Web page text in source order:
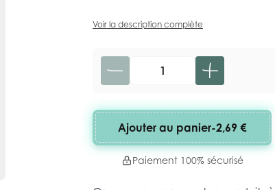
Voir la description complète
Quantité
Ajouter au panier-2,69 €
Paiement 100% sécurisé